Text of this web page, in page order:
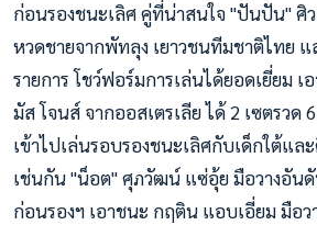
ก่อนรองชนะเลิศ คู่ที่น่าสนใจ "ปันปัน" ศิ
หวดชายจากพัทลุง เยาวชนทีมชาติไทย
รายการ โชว์ฟอร์มการเล่นได้ยอดเยี่ยม
มัส โจนส์ จากออสเตรเลีย ได้ 2 เซตรวด
เข้าไปเล่นรอบรองชนะเลิศกับเด็กใต้แล
เช่นกัน "น็อต" ศุภวัฒน์ แซ่อุ้ย มือวางอัน
ก่อนรองฯ เอาชนะ กฤติน แอบเอี่ยม มือว